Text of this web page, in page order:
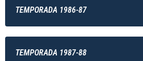
TEMPORADA 1986-87
TEMPORADA 1987-88